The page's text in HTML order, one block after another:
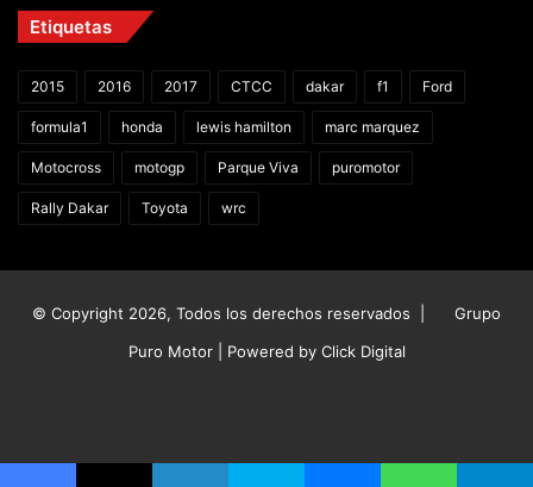
Etiquetas
2015 2016 2017 CTCC dakar f1 Ford
formula1 honda lewis hamilton marc marquez
Motocross motogp Parque Viva puromotor
Rally Dakar Toyota wrc
© Copyright 2026, Todos los derechos reservados |
Grupo
Puro Motor | Powered by Click Digital